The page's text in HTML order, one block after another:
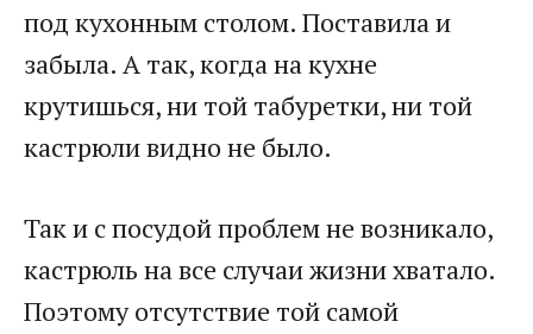
под кухонным столом. Поставила и
забыла. А так, когда на кухне
крутишься, ни той табуретки, ни той
кастрюли видно не было.
Так и с посудой проблем не возникало,
кастрюль на все случаи жизни хватало.
Поэтому отсутствие той самой